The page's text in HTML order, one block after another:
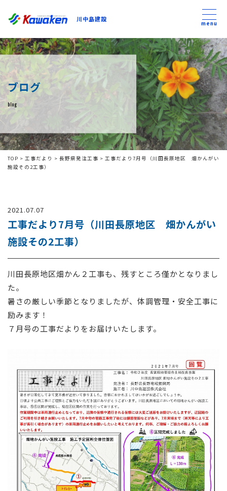
川中島建設
川中島建設
トップ
トピックス
事業内容
私たちについて
コンテンツ
採用情報
お問い合わせ
menu
ブログ
blog
TOP > 工事だより > 長野県発注工事 > 工事だより7月号（川田長原地区 畑かんがい
施設その2工事）
2021.07.07
工事だより7月号（川田長原地区 畑かんがい
施設その2工事）
川田長原地区畑かん２工事も、残すところ僅かとなりまし
た。
暑さの厳しい季節となりましたが、体調管理・安全工事に
励みます！
７月号の工事だよりをお届けいたします。